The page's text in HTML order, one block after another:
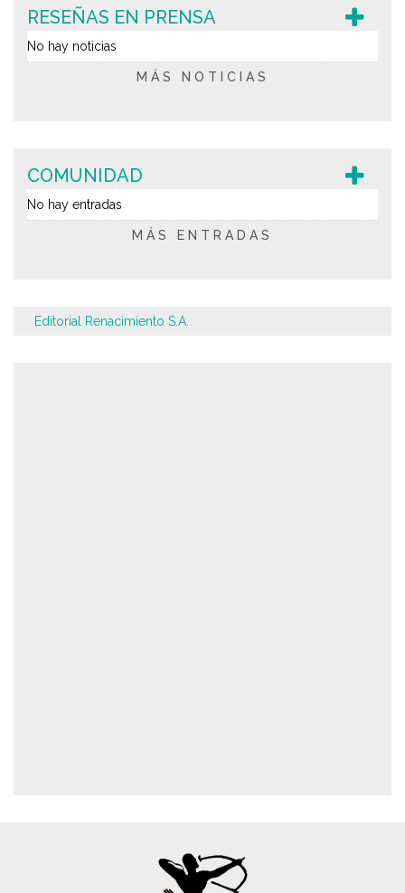
RESEÑAS EN PRENSA
No hay noticias
MÁS NOTICIAS
COMUNIDAD
No hay entradas
MÁS ENTRADAS
Editorial Renacimiento S.A.